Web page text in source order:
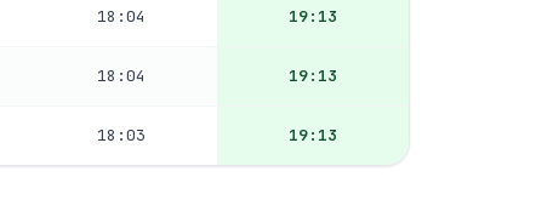
18:04 19:13
18:04 19:13
18:03 19:13